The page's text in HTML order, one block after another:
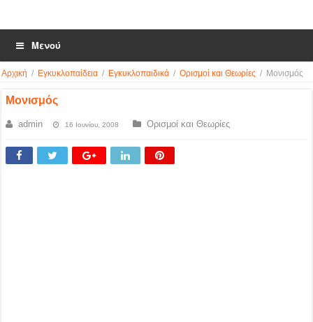
Μενού
Αρχική / Εγκυκλοπαίδεια / Εγκυκλοπαιδικά / Ορισμοί και Θεωρίες / Μονισμός
Μονισμός
admin 16 Ιουνίου, 2008 Ορισμοί και Θεωρίες